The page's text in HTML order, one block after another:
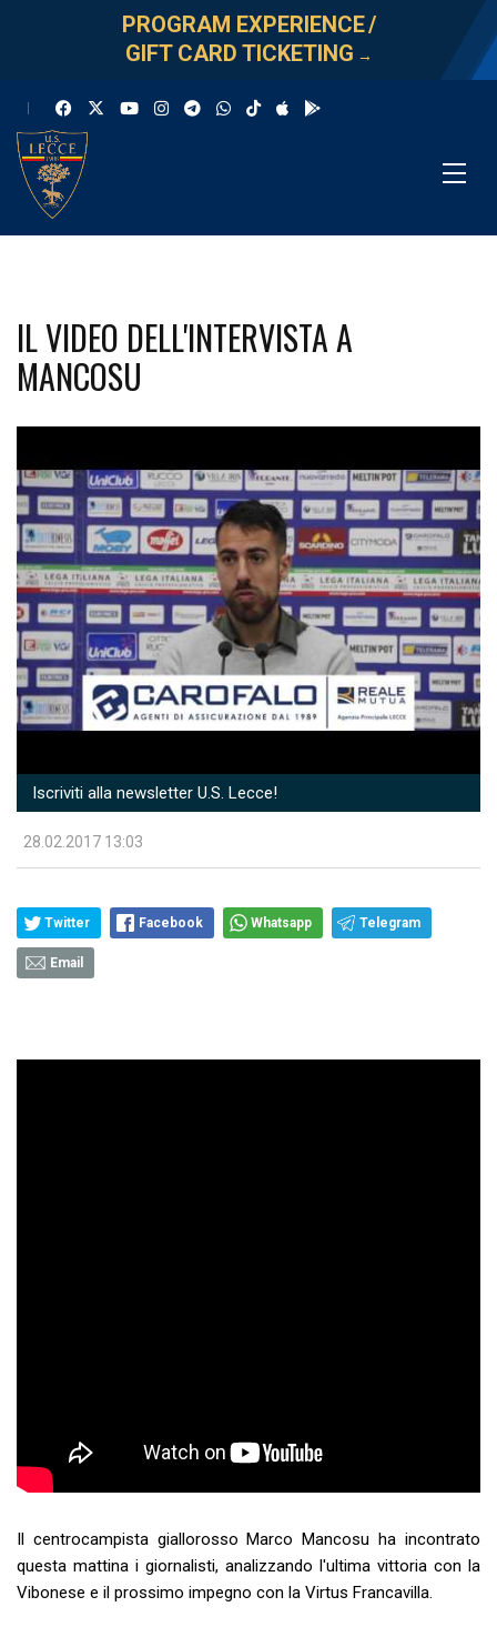
PROGRAM EXPERIENCE/
GIFT CARD TICKETING →
IL VIDEO DELL'INTERVISTA A
MANCOSU
Iscriviti alla newsletter U.S. Lecce!
28.02.2017 13:03
Twitter Facebook Whatsapp Telegram
Email
Il centrocampista giallorosso Marco Mancosu ha incontrato
questa mattina i giornalisti, analizzando l'ultima vittoria con la
Vibonese e il prossimo impegno con la Virtus Francavilla.